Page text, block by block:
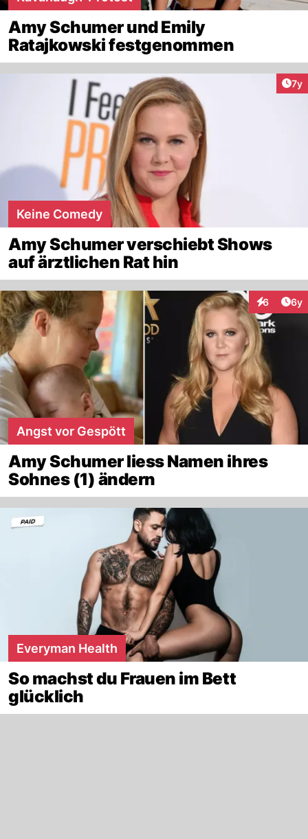
Amy Schumer und Emily
Ratajkowski festgenommen
7y
Keine Comedy
Amy Schumer verschiebt Shows
auf ärztlichen Rat hin
6 6y
Angst vor Gespött
Amy Schumer liess Namen ihres
Sohnes (1) ändern
Everyman Health
So machst du Frauen im Bett
glücklich